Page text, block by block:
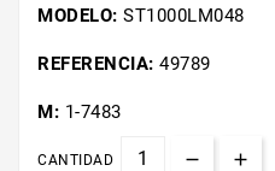
MODELO: ST1000LM048
REFERENCIA: 49789
M: 1-7483
CANTIDAD